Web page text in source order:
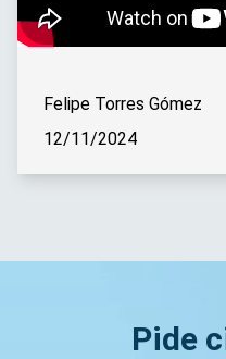
Felipe Torres Gómez
12/11/2024
Pide